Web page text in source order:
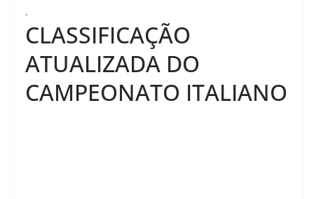
.
CLASSIFICAÇÃO
ATUALIZADA DO
CAMPEONATO ITALIANO